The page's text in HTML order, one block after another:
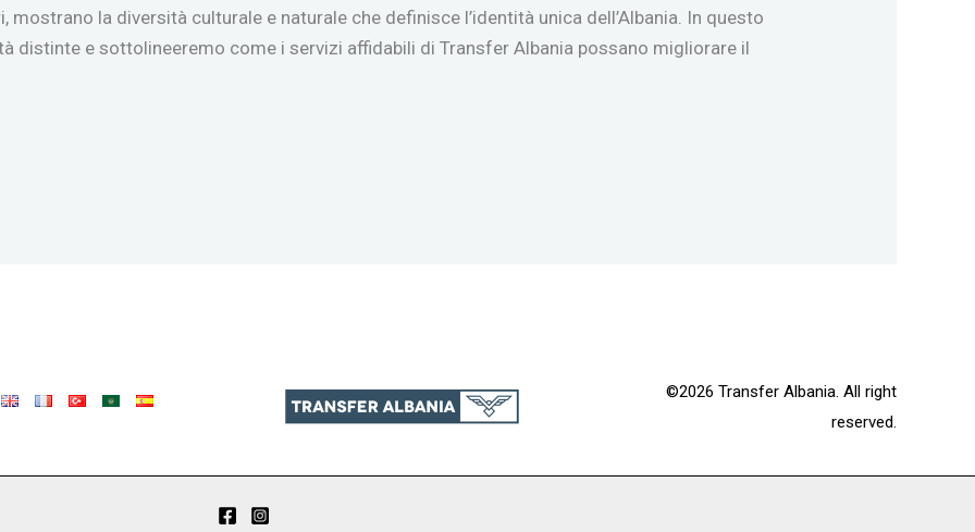
la diversità culturale e naturale che definisce l’identità unica dell’Albania. In questo
distinte e sottolineeremo come i servizi affidabili di Transfer Albania possano migliorare il
©2026 Transfer Albania. All right
reserved.